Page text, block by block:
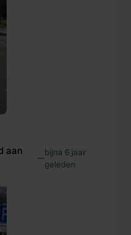
aan
—bijna 6 jaar
geleden